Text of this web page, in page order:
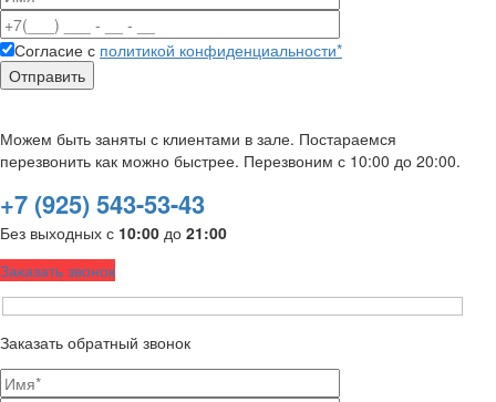
Согласие с политикой конфиденциальности*
Можем быть заняты с клиентами в зале. Постараемся
перезвонить как можно быстрее. Перезвоним с 10:00 до 20:00.
+7 (925) 543-53-43
Без выходных с 10:00 до 21:00
Заказать звонок
Заказать обратный звонок